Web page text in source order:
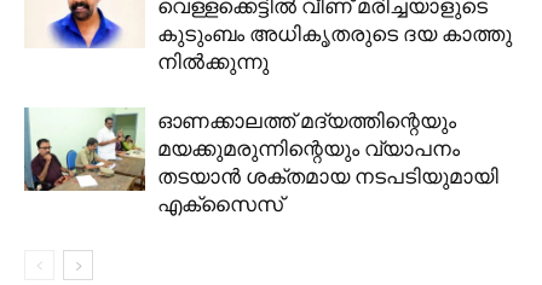
വെള്ളക്കെട്ടില്‍ വീണ് മരിച്ചയാളുടെ
കുടുംബം അധികൃതരുടെ ദയ കാത്തു
നില്‍ക്കുന്നു
ഓണക്കാലത്ത് മദ്യത്തിന്റെയും
മയക്കുമരുന്നിന്റെയും വ്യാപനം
തടയാൻ ശക്തമായ നടപടിയുമായി
എക്സൈസ്